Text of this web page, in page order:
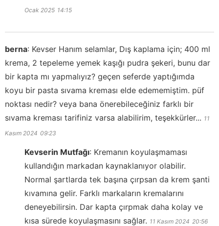
Ocak 2025 14:15
berna: Kevser Hanım selamlar, Dış kaplama için; 400 ml
krema, 2 tepeleme yemek kaşığı pudra şekeri, bunu dar
bir kapta mı yapmalıyız? geçen seferde yaptığımda
koyu bir pasta sıvama kreması elde edememiştim. püf
noktası nedir? veya bana önerebileceğiniz farklı bir
sıvama kreması tarifiniz varsa alabilirim, teşekkürler... 11
Kasım 2024 09:23
Kevserin Mutfağı: Kremanın koyulaşmaması
kullandığın markadan kaynaklanıyor olabilir.
Normal şartlarda tek başına çırpsan da krem şanti
kıvamına gelir. Farklı markaların kremalarını
deneyebilirsin. Dar kapta çırpmak daha kolay ve
kısa sürede koyulaşmasını sağlar. 11 Kasım 2024 20:56